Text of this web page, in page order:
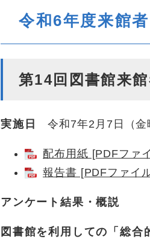
令和6年度来館
第14回図書館来
実施日 令和7年2月7日（金
配布用紙 [PDFファ
報告書 [PDFファイ
アンケート結果・概説
図書館を利用しての「総